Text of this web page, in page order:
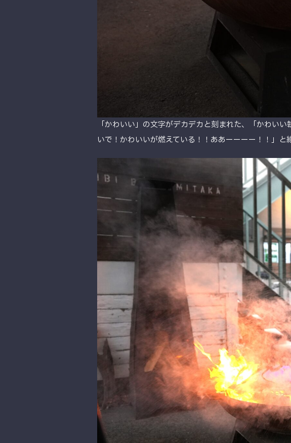
「かわいい」の文字がデカデカと刻まれた、「かわい
いで！かわいいが燃えている！！ああーーーー！！」